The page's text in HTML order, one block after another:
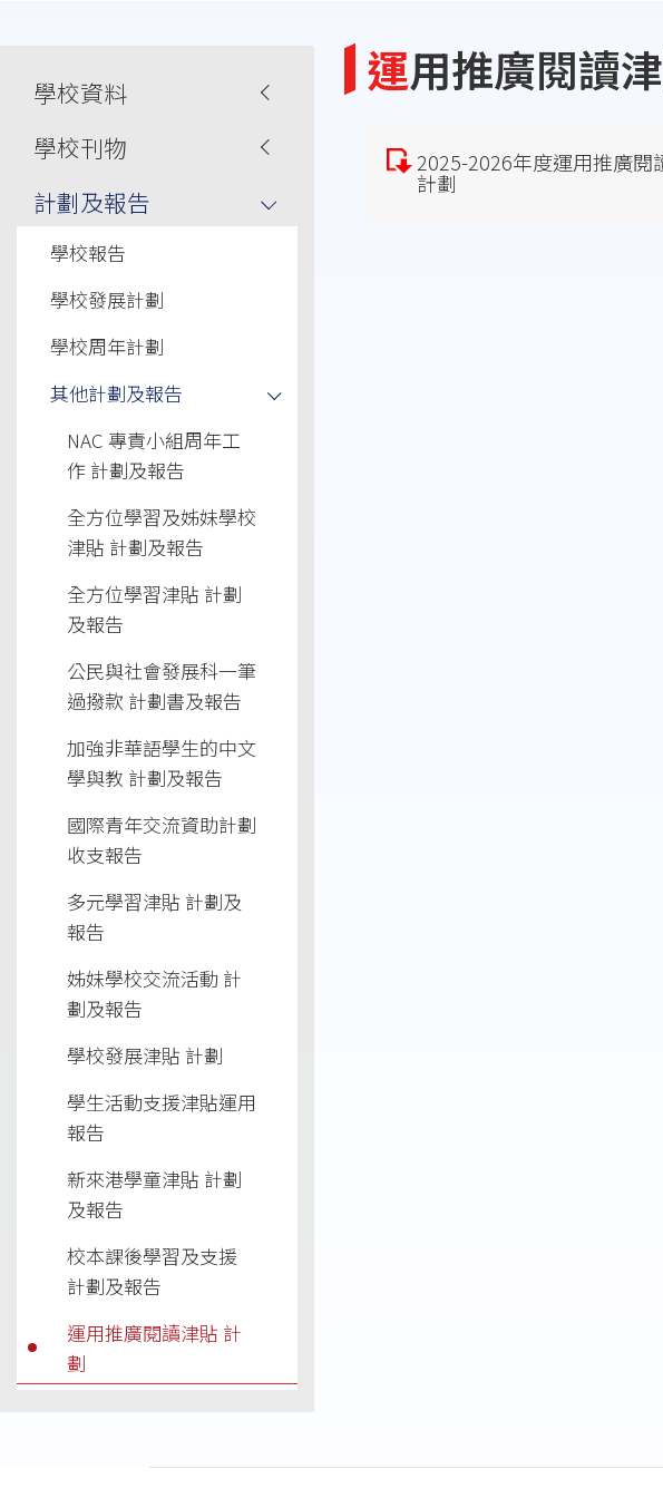
運用推廣閱讀
2025-2026年度運用推廣閱
計劃
navigation
學校資料
學校刊物
計劃及報告
學校報告
學校發展計劃
學校周年計劃
其他計劃及報告
NAC 專責小組周年工
作 計劃及報告
全方位學習及姊妹學校
津貼 計劃及報告
全方位學習津貼 計劃
及報告
公民與社會發展科一筆
過撥款 計劃書及報告
加強非華語學生的中文
學與教 計劃及報告
國際青年交流資助計劃
收支報告
多元學習津貼 計劃及
報告
姊妹學校交流活動 計
劃及報告
學校發展津貼 計劃
學生活動支援津貼運用
報告
新來港學童津貼 計劃
及報告
校本課後學習及支援
計劃及報告
運用推廣閱讀津貼 計
劃